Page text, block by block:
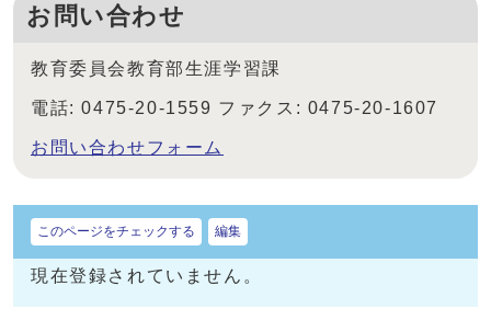
お問い合わせ
教育委員会教育部生涯学習課
電話: 0475-20-1559 ファクス: 0475-20-1607
お問い合わせフォーム
このページをチェックする 編集
現在登録されていません。